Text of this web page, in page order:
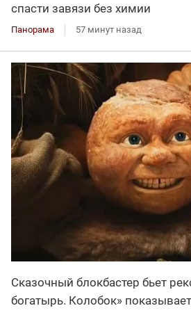
спасти завязи без химии
Панорама 57 минут назад
Сказочный блокбастер бьет
богатырь. Колобок»